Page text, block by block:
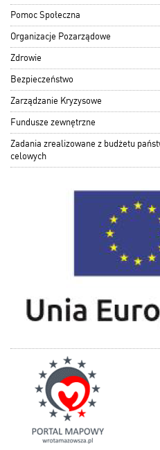
Pomoc Społeczna
Organizacje Pozarządowe
Zdrowie
Bezpieczeństwo
Zarządzanie Kryzysowe
Fundusze zewnętrzne
Zadania zrealizowane z budżetu
celowych